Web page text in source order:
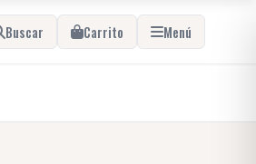
Buscar Carrito Menú